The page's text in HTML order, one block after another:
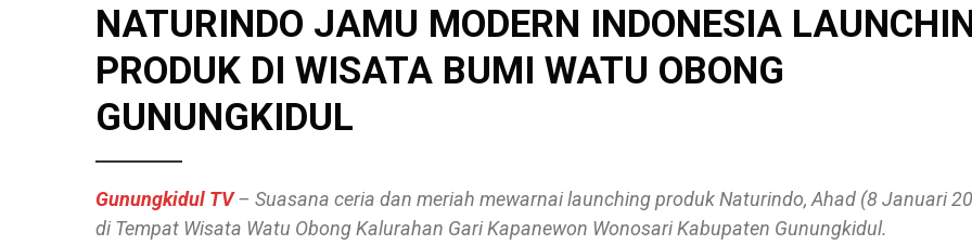
NATURINDO JAMU MODERN INDONESIA
PRODUK DI WISATA BUMI WATU OBONG
GUNUNGKIDUL
Gunungkidul TV– Suasana ceria dan meriah mewarnai launching produk Naturindo, Ahad (8 Januari
di Tempat Wisata Watu Obong Kalurahan Gari Kapanewon Wonosari Kabupaten Gunungkidul.